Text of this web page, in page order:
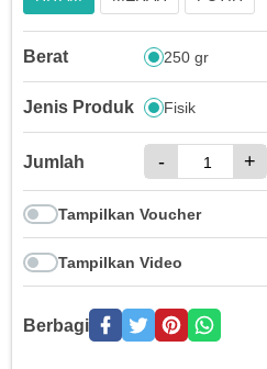
Berat 250 gr
Jenis Produk Fisik
Jumlah - +
Tampilkan Voucher
Tampilkan Video
Berbagi